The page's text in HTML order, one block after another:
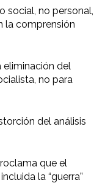
social, no personal,
la comprensión
eliminación del
no para
del análisis
que el
la “guerra”